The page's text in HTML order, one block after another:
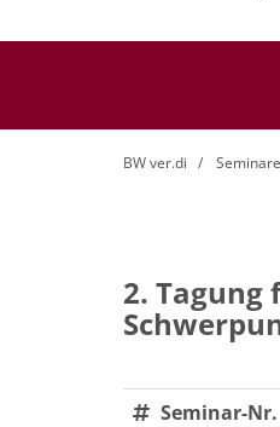
BW ver.di Seminare
2. Tagung
Seminar-Nr.